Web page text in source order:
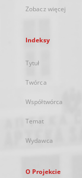
Zobacz więcej
Indeksy
Tytuł
Twórca
Współtwórca
Temat
Wydawca
O Projekcie